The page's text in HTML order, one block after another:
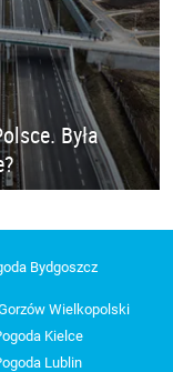
Była
Bydgoszcz
Wielkopolski
Kielce
Lublin